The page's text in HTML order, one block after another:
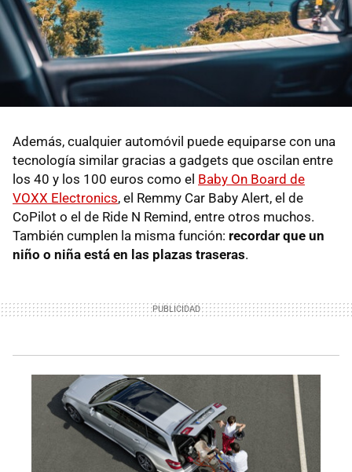
Además, cualquier automóvil puede equiparse con una
tecnología similar gracias a gadgets que oscilan entre
los 40 y los 100 euros como el Baby On Board de
VOXX Electronics, el Remmy Car Baby Alert, el de
CoPilot o el de Ride N Remind, entre otros muchos.
También cumplen la misma función: recordar que un
niño o niña está en las plazas traseras.